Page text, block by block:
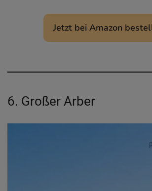
Jetzt bei Amazon
6. Großer Arber